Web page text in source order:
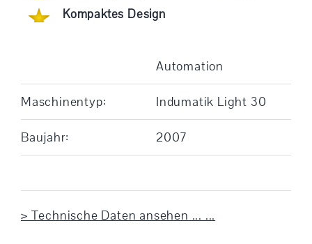
Kompaktes Design
Automation
Maschinentyp: Indumatik Light 30
Baujahr: 2007
> Technische Daten ansehen ... ...